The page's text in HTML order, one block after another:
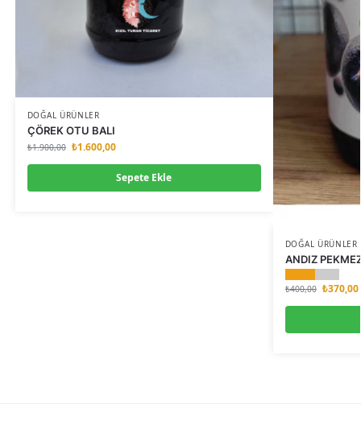
DOĞAL ÜRÜNLER
ÇÖREK OTU BALI
₺1.900,00 ₺1.600,00
Sepete Ekle
DOĞAL ÜRÜNLER
ANDIZ
₺400,00 ₺370,00